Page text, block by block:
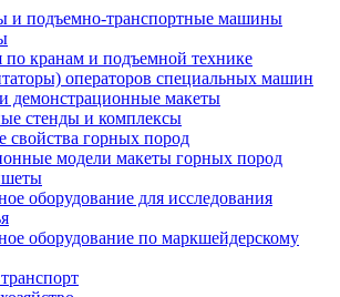
и подъемно-транспортные машины
по кранам и подъемной технике
операторов специальных машин
демонстрационные макеты
стенды и комплексы
свойства горных пород
модели макеты горных пород
оборудование для исследования
оборудование по маркшейдерскому